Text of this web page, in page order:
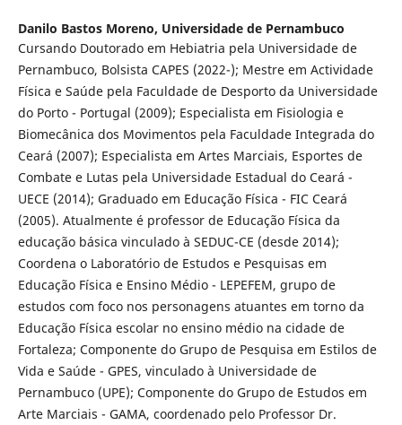
Danilo Bastos Moreno, Universidade de Pernambuco
Cursando Doutorado em Hebiatria pela Universidade de
Pernambuco, Bolsista CAPES (2022-); Mestre em Actividade
Física e Saúde pela Faculdade de Desporto da Universidade
do Porto - Portugal (2009); Especialista em Fisiologia e
Biomecânica dos Movimentos pela Faculdade Integrada do
Ceará (2007); Especialista em Artes Marciais, Esportes de
Combate e Lutas pela Universidade Estadual do Ceará -
UECE (2014); Graduado em Educação Física - FIC Ceará
(2005). Atualmente é professor de Educação Física da
educação básica vinculado à SEDUC-CE (desde 2014);
Coordena o Laboratório de Estudos e Pesquisas em
Educação Física e Ensino Médio - LEPEFEM, grupo de
estudos com foco nos personagens atuantes em torno da
Educação Física escolar no ensino médio na cidade de
Fortaleza; Componente do Grupo de Pesquisa em Estilos de
Vida e Saúde - GPES, vinculado à Universidade de
Pernambuco (UPE); Componente do Grupo de Estudos em
Arte Marciais - GAMA, coordenado pelo Professor Dr.